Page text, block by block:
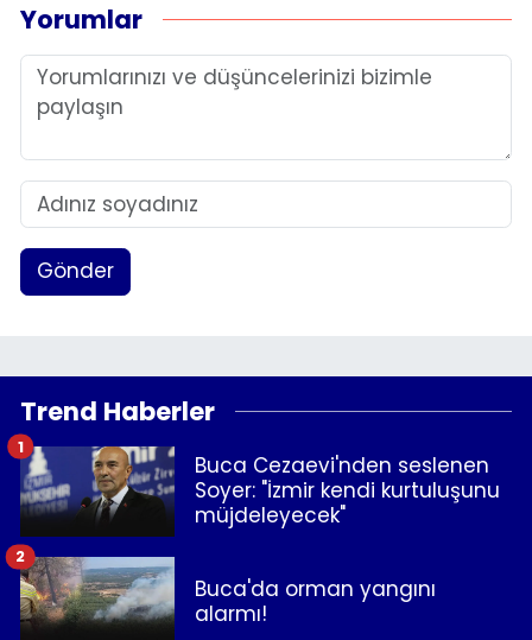
Yorumlar
Gönder
Trend Haberler
Buca Cezaevi'nden seslenen
Soyer: "İzmir kendi kurtuluşunu
müjdeleyecek"
1
Buca'da orman yangını
alarmı!
2